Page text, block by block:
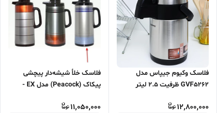
فلاسک وکیوم جیپاس مدل
GVF5262 ظرفیت 2.5 لیتر
12,800,000
فلاسک خلأ شیشه‌دار پیچشی
پیکاک (Peacock) مدل EX -
11,050,000